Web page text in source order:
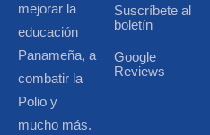
mejorar la
educación
Panameña, a
combatir la
Polio y
mucho más.
Suscríbete al
boletín
Google
Reviews